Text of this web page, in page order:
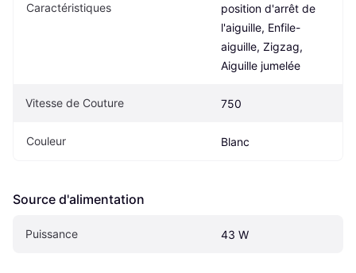
Caractéristiques
position d'arrêt de
l'aiguille, Enfile-
aiguille, Zigzag,
Aiguille jumelée
Vitesse de Couture 750
Couleur Blanc
Source d'alimentation
Puissance 43 W